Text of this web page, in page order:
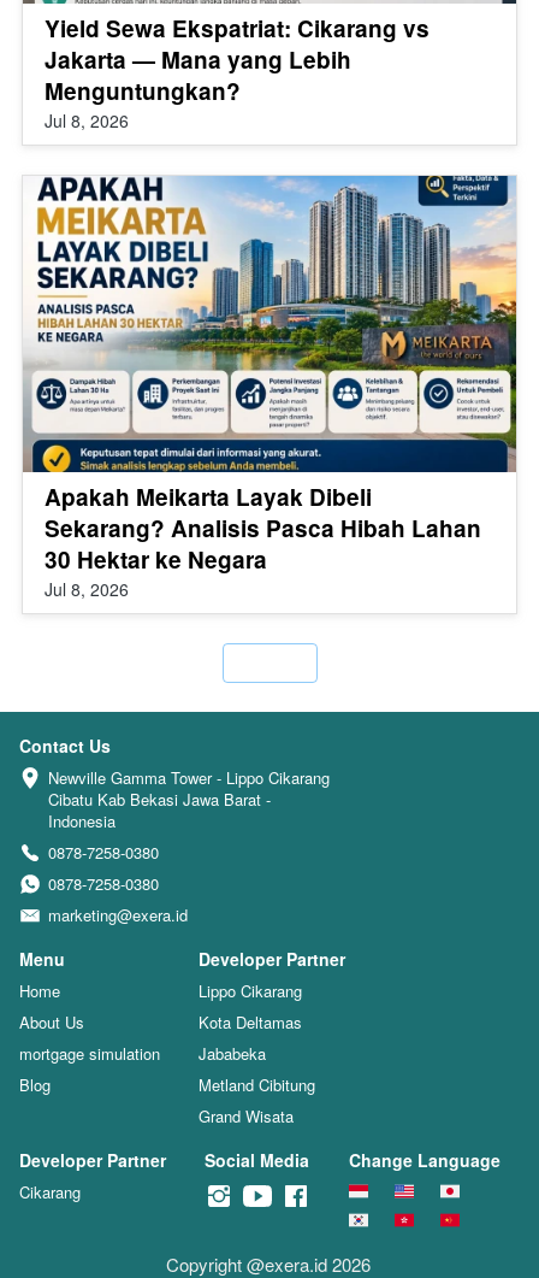
Yield Sewa Ekspatriat: Cikarang vs
Jakarta — Mana yang Lebih
Menguntungkan?
Jul 8, 2026
Apakah Meikarta Layak Dibeli
Sekarang? Analisis Pasca Hibah Lahan
30 Hektar ke Negara
Jul 8, 2026
Contact Us
Newville Gamma Tower - Lippo Cikarang
Cibatu Kab Bekasi Jawa Barat -
Indonesia
0878-7258-0380
0878-7258-0380
marketing@exera.id
Menu
Home
About Us
mortgage simulation
Blog
Developer Partner
Lippo Cikarang
Kota Deltamas
Jababeka
Metland Cibitung
Grand Wisata
Developer Partner
Cikarang
Social Media Change Language
Copyright @exera.id 2026